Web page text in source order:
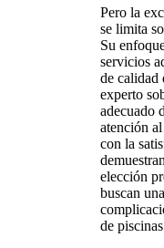
Pero la
se limita
Su
servicios
de calidad
experto
adecuado
atención
con la
elección
buscan
de